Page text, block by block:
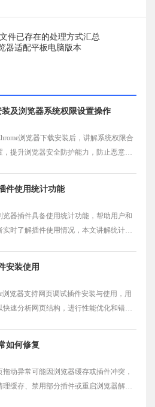
件已存在的处理方式汇总
器适配平板电脑版本
及浏览器系统权限设置操作
浏览器下载安装后，讲解系统权限合
，提升浏览器安全防护能力，防止恶意软
件使用统计功能
览器插件具备使用统计功能，帮助用户和
实时了解插件使用情况，本文讲解统计数
安装使用
浏览器支持网页调试插件安装与使用，用
快速分析网页结构，进行性能优化和错误
如何修复
拖动异常可能因浏览器缓存或插件冲突，
理缓存、禁用部分插件或重启浏览器解